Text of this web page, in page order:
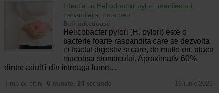
Infectia cu Helicobacter pylori: manifestari,
transmitere, tratament
Boli infectioase
Helicobacter pylori (H. pylori) este o
bacterie foarte raspandita care se dezvolta
in tractul digestiv si care, de multe ori, ataca
mucoasa stomacului. Aproximativ 60%
dintre adultii din intreaga lume…
Timp de citire: 6 minute, 24 secunde 16 iunie 2026